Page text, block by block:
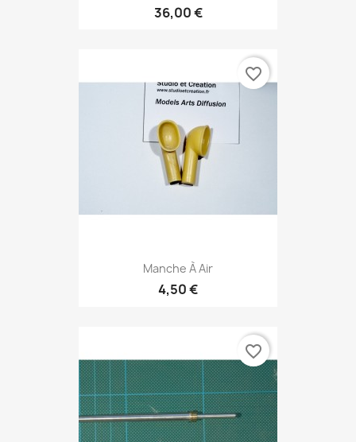
36,00 €
Manche À Air
4,50 €
favorite_border
favorite_border